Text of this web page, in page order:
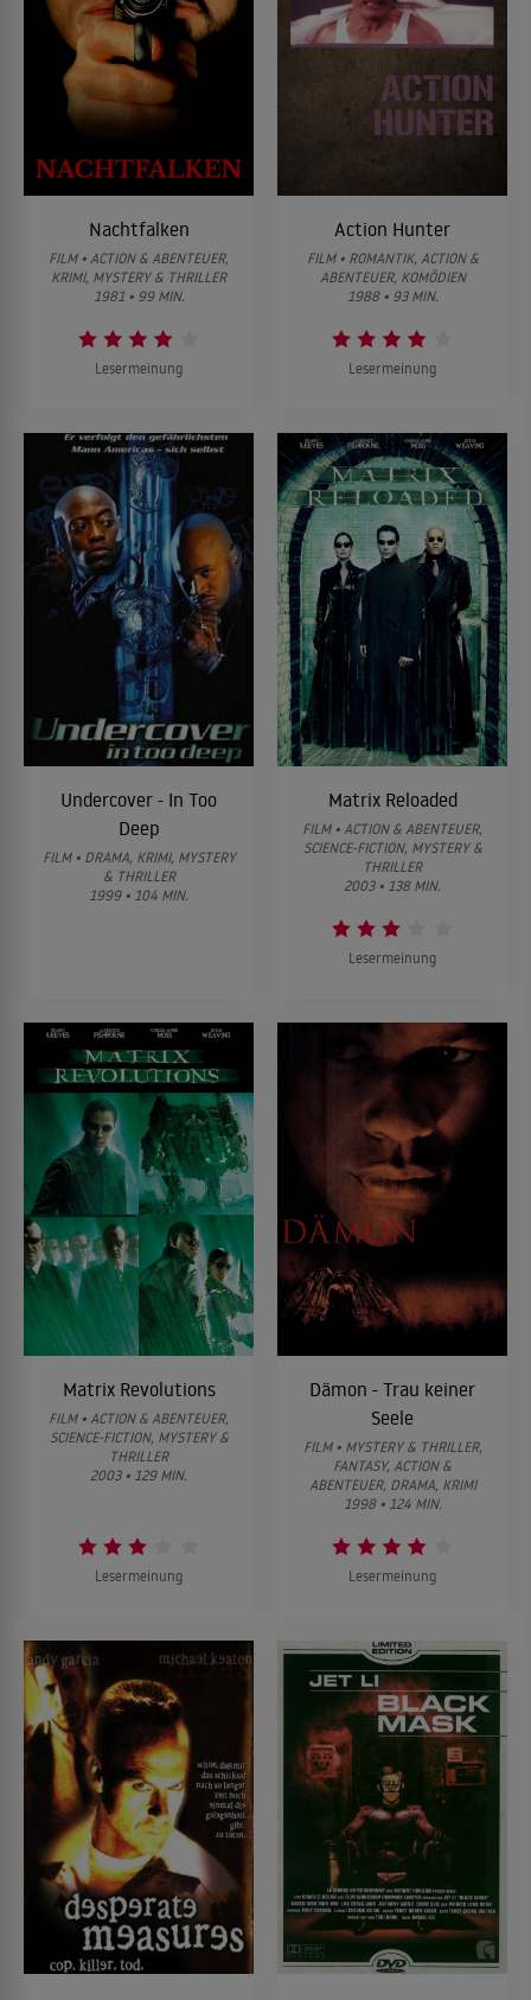
Nachtfalken
FILM • ACTION & ABENTEUER,
KRIMI, MYSTERY & THRILLER
1981 • 99 MIN.
Lesermeinung
Action Hunter
FILM • ROMANTIK, ACTION &
ABENTEUER, KOMÖDIEN
1988 • 93 MIN.
Lesermeinung
Undercover - In Too
Deep
FILM • DRAMA, KRIMI, MYSTERY
& THRILLER
1999 • 104 MIN.
Matrix Reloaded
FILM • ACTION & ABENTEUER,
SCIENCE-FICTION, MYSTERY &
THRILLER
2003 • 138 MIN.
Lesermeinung
Matrix Revolutions
FILM • ACTION & ABENTEUER,
SCIENCE-FICTION, MYSTERY &
THRILLER
2003 • 129 MIN.
Lesermeinung
Dämon - Trau keiner
Seele
FILM • MYSTERY & THRILLER,
FANTASY, ACTION &
ABENTEUER, DRAMA, KRIMI
1998 • 124 MIN.
Lesermeinung